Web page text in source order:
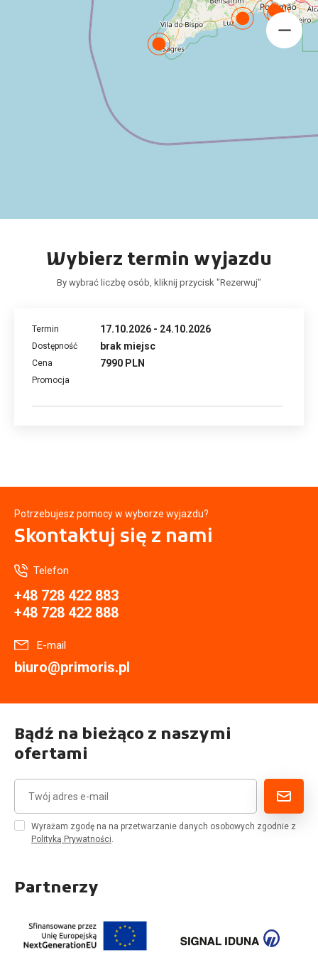
Wybierz termin wyjazdu
By wybrać liczbę osób, kliknij przycisk "Rezerwuj"
17.10.2026 - 24.10.2026
brak miejsc
7990 PLN
Potrzebujesz pomocy w wyborze wyjazdu?
Skontaktuj się z nami
Telefon
+48 728 422 883
+48 728 422 888
E-mail
biuro@primoris.pl
Bądź na bieżąco z naszymi
ofertami
Wyrażam zgodę na na przetwarzanie danych osobowych zgodnie z
Polityką Prywatności.
Partnerzy